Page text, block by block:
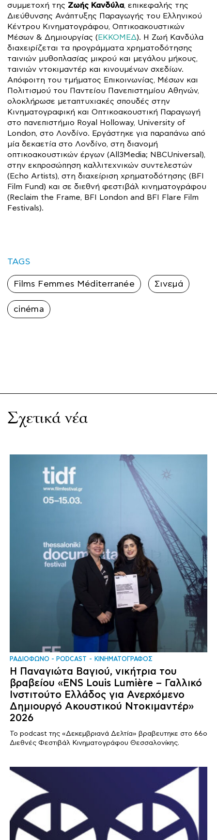
συμμετοχή της Ζωής Κανδύλα, επικεφαλής της
Διεύθυνσης Ανάπτυξης Παραγωγής του Ελληνικού
Κέντρου Κινηματογράφου, Οπτικοακουστικών
Μέσων & Δημιουργίας (ΕΚΚΟΜΕΔ). Η Ζωή Κανδύλα
διαχειρίζεται τα προγράμματα χρηματοδότησης
ταινιών μυθοπλασίας μικρού και μεγάλου μήκους,
ταινιών ντοκιμαντέρ και κινουμένων σχεδίων.
Απόφοιτη του τμήματος Επικοινωνίας, Μέσων και
Πολιτισμού του Παντείου Πανεπιστημίου Αθηνών,
ολοκλήρωσε μεταπτυχιακές σπουδές στην
Κινηματογραφική και Οπτικοακουστική Παραγωγή
στο πανεπιστήμιο Royal Holloway, University of
London, στο Λονδίνο. Εργάστηκε για παραπάνω από
μία δεκαετία στο Λονδίνο, στη διανομή
οπτικοακουστικών έργων (All3Media; NBCUniversal),
στην εκπροσώπηση καλλιτεχνικών συντελεστών
(Echo Artists), στη διαχείριση χρηματοδότησης (BFI
Film Fund) και σε διεθνή φεστιβάλ κινηματογράφου
(Reclaim the Frame, BFI London and BFI Flare Film
Festivals).
TAGS
Films Femmes Méditerranée Σινεμά
cinéma
Σχετικά νέα
ΡΑΔΙΟΦΩΝΟ - PODCAST ΚΙΝΗΜΑΤΟΓΡΑΦΟΣ
Η Παναγιώτα Βαγιού, νικήτρια του
βραβείου «ENS Louis Lumière – Γαλλικό
Ινστιτούτο Ελλάδος για Ανερχόμενο
Δημιουργό Ακουστικού Ντοκιμαντέρ»
2026
Το podcast της «Δεκεμβριανά Δελτία» βραβευτηκε στο 66ο
Διεθνές Φεστιβάλ Κινηματογράφου Θεσσαλονίκης.